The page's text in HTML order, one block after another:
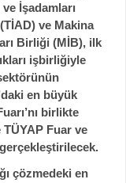
İşadamları
ve Makina
Birliği (MİB), ilk
işbirliğiyle
en büyük
birlikte
Fuar ve
çözmedeki en